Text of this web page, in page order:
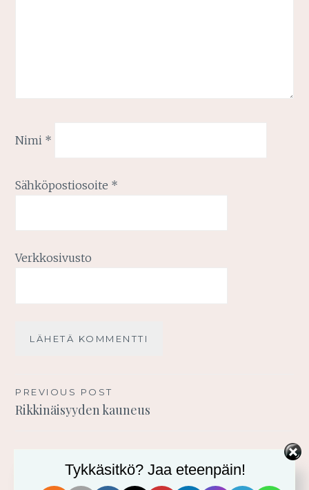
Nimi *
Sähköpostiosoite *
Verkkosivusto
Artikkelien
selaus
PREVIOUS POST
Rikkinäisyyden kauneus
Tykkäsitkö? Jaa eteenpäin!